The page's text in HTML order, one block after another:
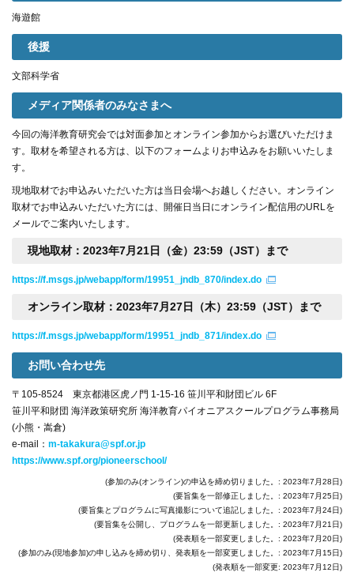
海遊館
後援
文部科学省
メディア関係者のみなさまへ
今回の海洋教育研究会では対面参加とオンライン参加からお選びいただけま
す。取材を希望される方は、以下のフォームよりお申込みをお願いいたしま
す。
現地取材でお申込みいただいた方は当日会場へお越しください。オンライン
取材でお申込みいただいた方には、開催日当日にオンライン配信用のURLを
メールでご案内いたします。
現地取材：2023年7月21日（金）23:59（JST）まで
https://f.msgs.jp/webapp/form/19951_jndb_870/index.do
オンライン取材：2023年7月27日（木）23:59（JST）まで
https://f.msgs.jp/webapp/form/19951_jndb_871/index.do
お問い合わせ先
〒105-8524 東京都港区虎ノ門 1-15-16 笹川平和財団ビル 6F
笹川平和財団 海洋政策研究所 海洋教育パイオニアスクールプログラム事務局
(小熊・嵩倉)
e-mail： m-takakura@spf.or.jp
https://www.spf.org/pioneerschool/
(参加のみ(オンライン)の申込を締め切りました。: 2023年7月28日)
(要旨集を一部修正しました。: 2023年7月25日)
(要旨集とプログラムに写真撮影について追記しました。: 2023年7月24日)
(要旨集を公開し、プログラムを一部更新しました。: 2023年7月21日)
(発表順を一部変更しました。: 2023年7月20日)
(参加のみ(現地参加)の申し込みを締め切り、発表順を一部変更しました。: 2023年7月15日)
(発表順を一部変更: 2023年7月12日)